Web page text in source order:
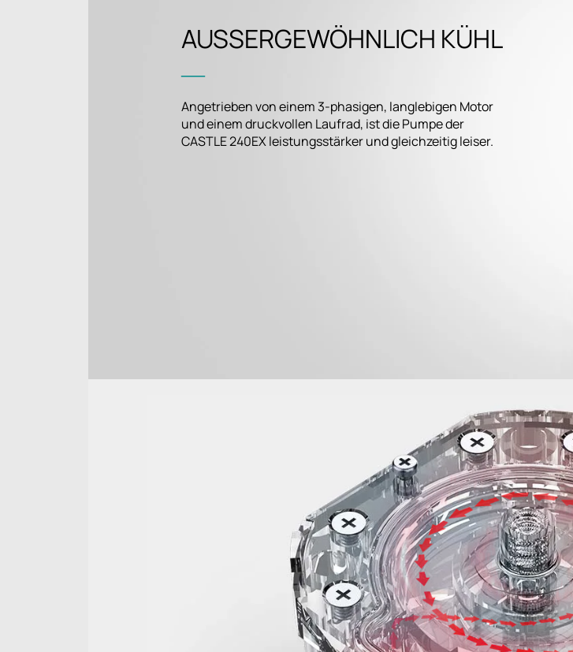
AUSSERGEWÖHNLICH KÜHL
―
Angetrieben von einem 3-phasigen, langlebigen Motor
und einem druckvollen Laufrad, ist die Pumpe der
CASTLE 240EX leistungsstärker und gleichzeitig leiser.